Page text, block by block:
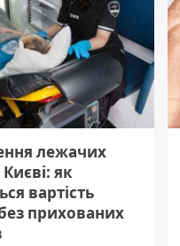
лежачих
як
вартість
прихованих